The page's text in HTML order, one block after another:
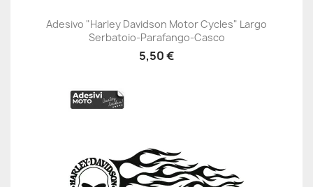
Adesivo "Harley Davidson Motor Cycles" Largo
Serbatoio-Parafango-Casco
5,50 €